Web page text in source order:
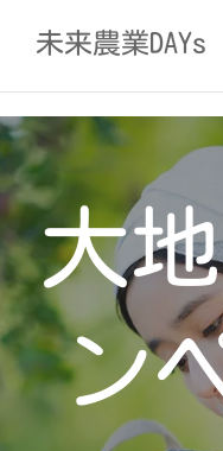
未来農業DAYs
大
ン